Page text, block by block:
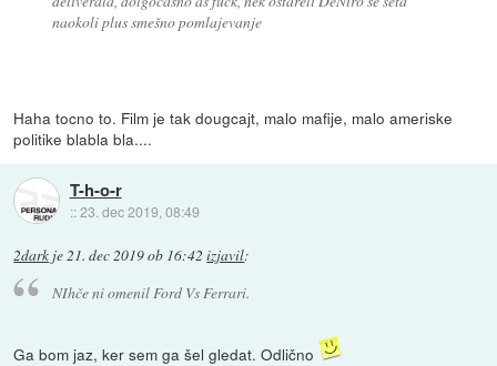
naokoli plus smešno pomlajevanje
Haha tocno to. Film je tak dougcajt, malo mafije, malo ameriske
politike blabla bla....
T-h-o-r
::23. dec 2019, 08:49
2dark je21. dec 2019 ob 16:42 izjavil:
NIhče ni omenil Ford Vs Ferrari.
Ga bom jaz, ker sem ga šel gledat. Odlično